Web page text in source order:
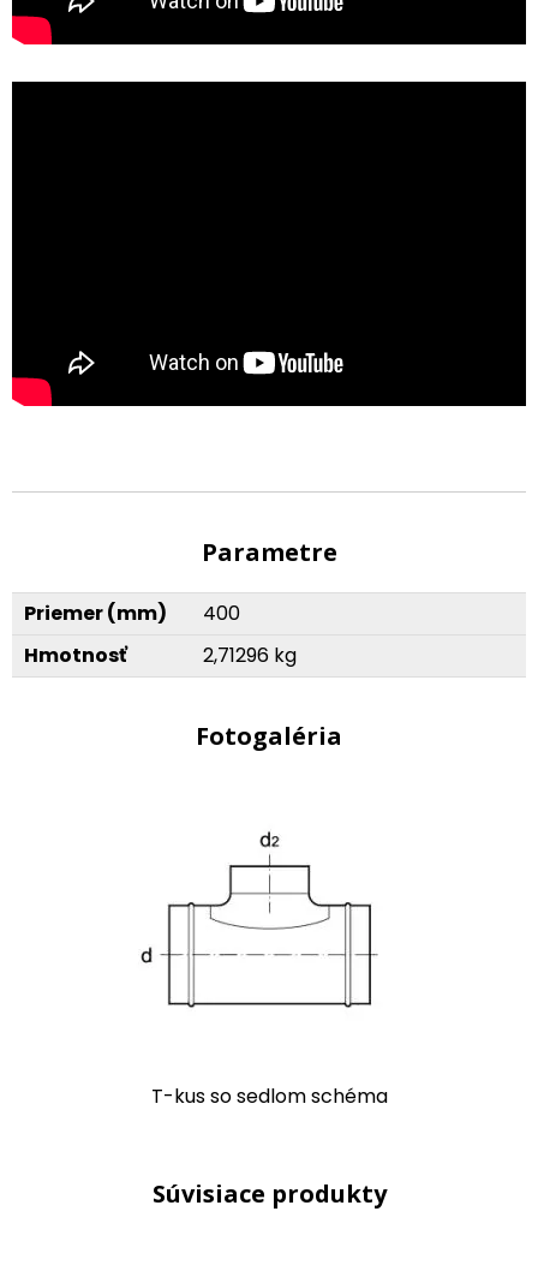
Parametre
Priemer (mm)
400
Hmotnosť
2,71296 kg
Fotogaléria
T-kus so sedlom schéma
Súvisiace produkty